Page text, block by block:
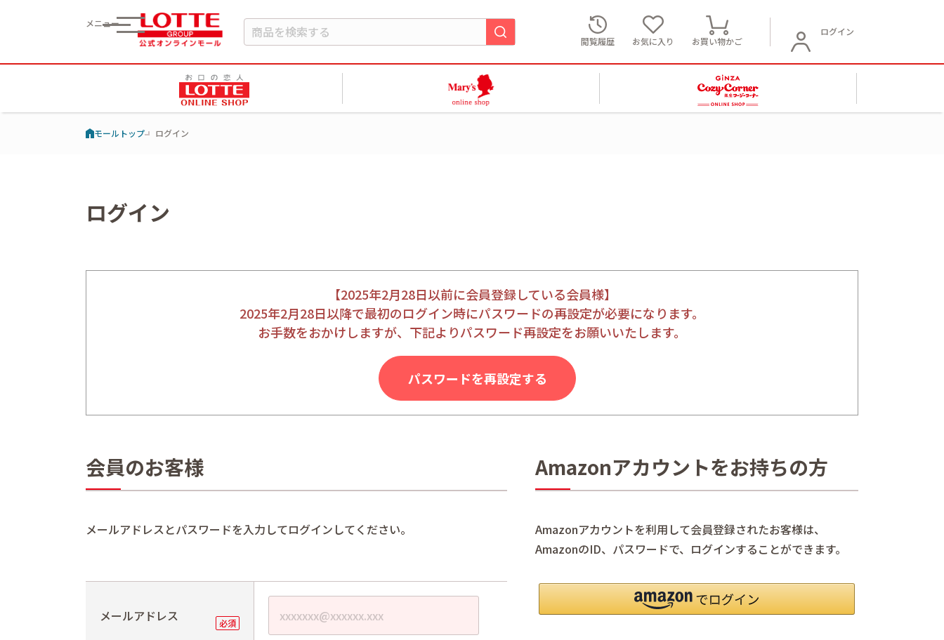
メニュー
閲覧履歴
お気に入り お買い物かご
ログイン
モールトップ ログイン
ログイン
【2025年2月28日以前に会員登録している会員様】
2025年2月28日以降で最初のログイン時にパスワードの再設定が必要になります。
お手数をおかけしますが、下記よりパスワード再設定をお願いいたします。
パスワードを再設定する
会員のお客様
メールアドレスとパスワードを入力してログインしてください。
メールアドレス
Amazonアカウントをお持ちの方
Amazonアカウントを利用して会員登録されたお客様は、
AmazonのID、パスワードで、ログインすることができます。